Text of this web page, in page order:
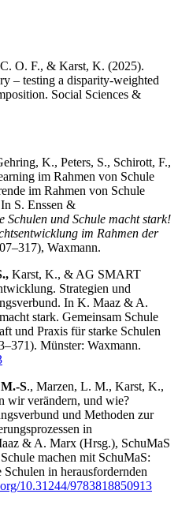
O. F., & Karst, K. (2025).
– testing a disparity-weighted
Social Sciences &
K., Peters, S., Schirott, F.,
im Rahmen von Schule
im Rahmen von Schule
S. Enssen &
Schulen und Schule macht stark!
im Rahmen der
Waxmann.
Karst, K., & AG SMART
Strategien und
In K. Maaz & A.
stark. Gemeinsam Schule
und Praxis für starke Schulen
Münster: Waxmann.
S., Marzen, L. M., Karst, K.,
wir verändern, und wie?
und Methoden zur
in
& A. Marx (Hrsg.), SchuMaS
machen mit SchuMaS:
in herausfordernden
10.31244/9783818850913